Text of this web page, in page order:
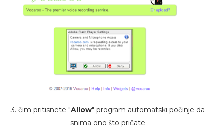
3. čim pritisnete "Allow" program automatski počinje da
snima ono što pričate